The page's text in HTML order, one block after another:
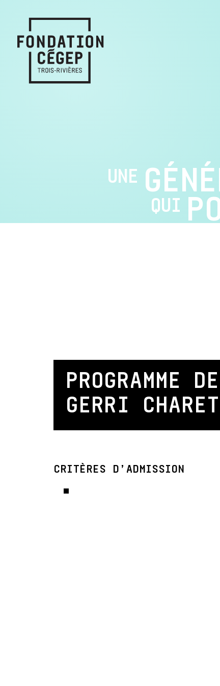
UNE
QUI
PROGRAMME
GERRI
CRITÈRES D’ADMISSION